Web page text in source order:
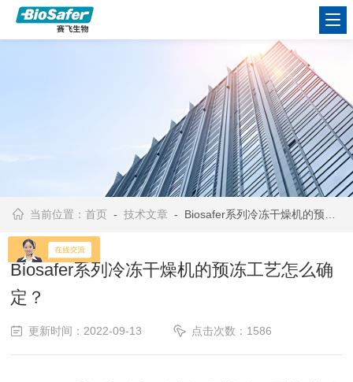
当前位置：首页 -技术文章 - Biosafer系列冷冻干燥机的预冻工艺怎么确定？
Biosafer系列冷冻干燥机的预冻工艺怎么确
定？
更新时间：2022-09-13 点击次数：1586